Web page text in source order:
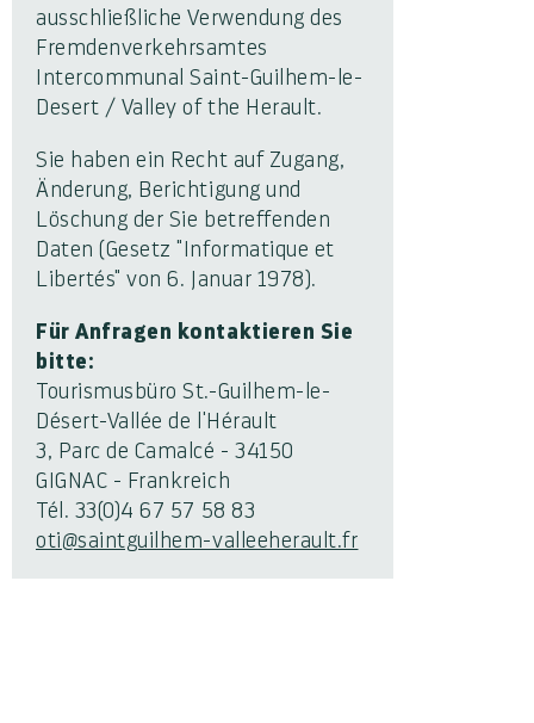
ausschließliche Verwendung des
Fremdenverkehrsamtes
Intercommunal Saint-Guilhem-le-
Desert / Valley of the Herault.
Sie haben ein Recht auf Zugang,
Änderung, Berichtigung und
Löschung der Sie betreffenden
Daten (Gesetz "Informatique et
Libertés" von 6. Januar 1978).
Für Anfragen kontaktieren Sie
bitte:
Tourismusbüro St.-Guilhem-le-
Désert-Vallée de l'Hérault
3, Parc de Camalcé - 34150
GIGNAC - Frankreich
Tél. 33(0)4 67 57 58 83
oti@saintguilhem-valleeherault.fr